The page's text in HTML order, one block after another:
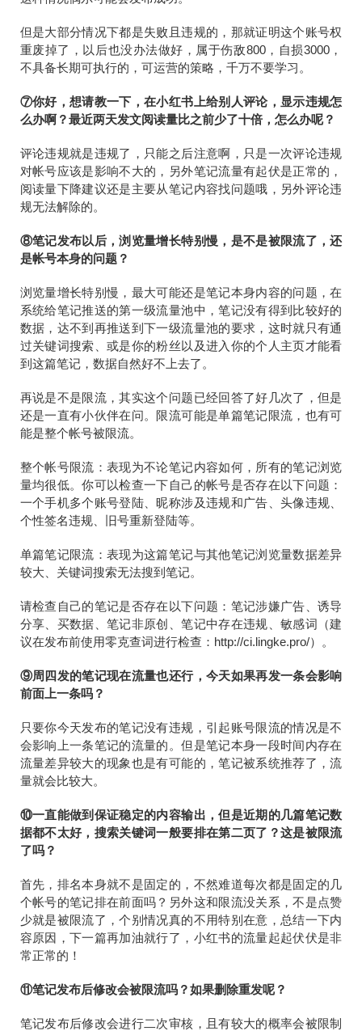
但是大部分情况下都是失败且违规的，那就证明这个账号权
重废掉了，以后也没办法做好，属于伤敌800，自损3000，
不具备长期可执行的，可运营的策略，千万不要学习。
⑦你好，想请教一下，在小红书上给别人评论，显示违规怎
么办啊？最近两天发文阅读量比之前少了十倍，怎么办呢？
评论违规就是违规了，只能之后注意啊，只是一次评论违规
对帐号应该是影响不大的，另外笔记流量有起伏是正常的，
阅读量下降建议还是主要从笔记内容找问题哦，另外评论违
规无法解除的。
⑧笔记发布以后，浏览量增长特别慢，是不是被限流了，还
是帐号本身的问题？
浏览量增长特别慢，最大可能还是笔记本身内容的问题，在
系统给笔记推送的第一级流量池中，笔记没有得到比较好的
数据，达不到再推送到下一级流量池的要求，这时就只有通
过关键词搜索、或是你的粉丝以及进入你的个人主页才能看
到这篇笔记，数据自然好不上去了。
再说是不是限流，其实这个问题已经回答了好几次了，但是
还是一直有小伙伴在问。限流可能是单篇笔记限流，也有可
能是整个帐号被限流。
整个帐号限流：表现为不论笔记内容如何，所有的笔记浏览
量均很低。你可以检查一下自己的帐号是否存在以下问题：
一个手机多个账号登陆、昵称涉及违规和广告、头像违规、
个性签名违规、旧号重新登陆等。
单篇笔记限流：表现为这篇笔记与其他笔记浏览量数据差异
较大、关键词搜索无法搜到笔记。
请检查自己的笔记是否存在以下问题：笔记涉嫌广告、诱导
分享、买数据、笔记非原创、笔记中存在违规、敏感词（建
议在发布前使用零克查词进行检查：http://ci.lingke.pro/）。
⑨周四发的笔记现在流量也还行，今天如果再发一条会影响
前面上一条吗？
只要你今天发布的笔记没有违规，引起账号限流的情况是不
会影响上一条笔记的流量的。但是笔记本身一段时间内存在
流量差异较大的现象也是有可能的，笔记被系统推荐了，流
量就会比较大。
⑩一直能做到保证稳定的内容输出，但是近期的几篇笔记数
据都不太好，搜索关键词一般要排在第二页了？这是被限流
了吗？
首先，排名本身就不是固定的，不然难道每次都是固定的几
个帐号的笔记排在前面吗？另外这和限流没关系，不是点赞
少就是被限流了，个别情况真的不用特别在意，总结一下内
容原因，下一篇再加油就行了，小红书的流量起起伏伏是非
常正常的！
⑪笔记发布后修改会被限流吗？如果删除重发呢？
笔记发布后修改会进行二次审核，且有较大的概率会被限制